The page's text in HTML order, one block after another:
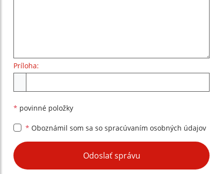
Príloha:
* povinné položky
* Oboznámil som sa so spracúvaním osobných údajov
Google reCaptcha Response
Odoslať správu